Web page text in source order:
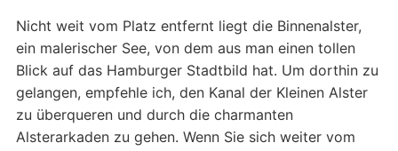
Nicht weit vom Platz entfernt liegt die Binnenalster,
ein malerischer See, von dem aus man einen tollen
Blick auf das Hamburger Stadtbild hat. Um dorthin zu
gelangen, empfehle ich, den Kanal der Kleinen Alster
zu überqueren und durch die charmanten
Alsterarkaden zu gehen. Wenn Sie sich weiter vom